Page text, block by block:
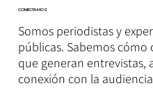
CONECTAMOS
Somos periodistas y
públicas. Sabemos
que generan entrevistas,
conexión con la